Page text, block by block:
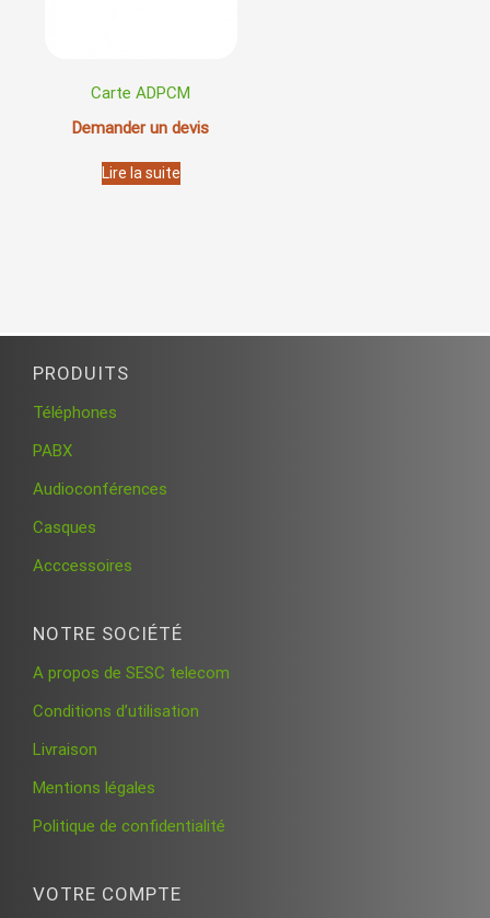
Carte ADPCM
Demander un devis
Lire la suite
PRODUITS
Téléphones
PABX
Audioconférences
Casques
Acccessoires
NOTRE SOCIÉTÉ
A propos de SESC telecom
Conditions d’utilisation
Livraison
Mentions légales
Politique de confidentialité
VOTRE COMPTE